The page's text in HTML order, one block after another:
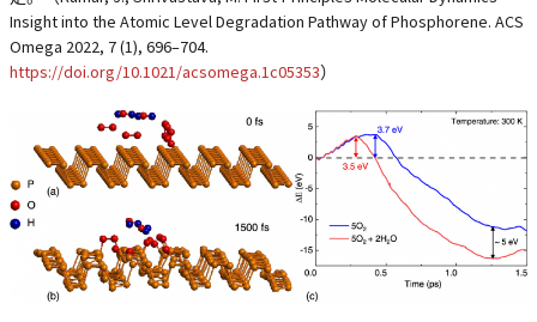
Insight into the Atomic Level Degradation Pathway of Phosphorene. ACS
Omega 2022, 7 (1), 696–704.
https://doi.org/10.1021/acsomega.1c05353）